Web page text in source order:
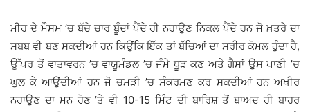
ਮੀਹ ਦੇ ਮੌਸਮ ’ਚ ਬੱਚੇ ਚਾਰ ਬੂੰਦਾਂ ਪੈਂਦੇ ਹੀ ਨਹਾਉਣ ਨਿਕਲ ਪੈਂਦੇ ਹਨ ਜੋ ਖ਼ਤਰੇ ਦਾ
ਸਬਬ ਵੀ ਬਣ ਸਕਦੀਆਂ ਹਨ ਕਿਉਂਕਿ ਇੱਕ ਤਾਂ ਬੱਚਿਆਂ ਦਾ ਸਰੀਰ ਕੋਮਲ ਹੁੰਦਾ ਹੈ,
ਉੱਪਰ ਤੋਂ ਵਾਤਾਵਰਨ ’ਚ ਵਾਯੂਮੰਡਲ ’ਚ ਜੰਮੇ ਧੂੜ ਕਣ ਅਤੇ ਗੈਸਾਂ ਉਸ ਪਾਣੀ ’ਚ
ਘੁਲ ਕੇ ਆਉਂਦੀਆਂ ਹਨ ਜੋ ਚਮੜੀ ’ਚ ਸੰਕਰਮਣ ਕਰ ਸਕਦੀਆਂ ਹਨ ਅਖੀਰ
ਨਹਾਉਣ ਦਾ ਮਨ ਹੋਣ ’ਤੇ ਵੀ 10-15 ਮਿੰਟ ਦੀ ਬਾਰਿਸ਼ ਤੋਂ ਬਾਅਦ ਹੀ ਬਾਹਰ